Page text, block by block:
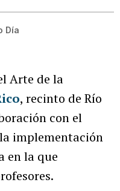
Día
Arte de la
, recinto de Río
con el
implementación
en la que